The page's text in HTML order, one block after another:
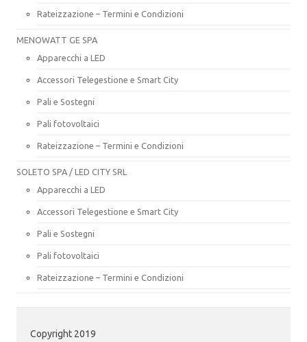
Rateizzazione – Termini e Condizioni
MENOWATT GE SPA
Apparecchi a LED
Accessori Telegestione e Smart City
Pali e Sostegni
Pali fotovoltaici
Rateizzazione – Termini e Condizioni
SOLETO SPA / LED CITY SRL
Apparecchi a LED
Accessori Telegestione e Smart City
Pali e Sostegni
Pali fotovoltaici
Rateizzazione – Termini e Condizioni
Copyright 2019